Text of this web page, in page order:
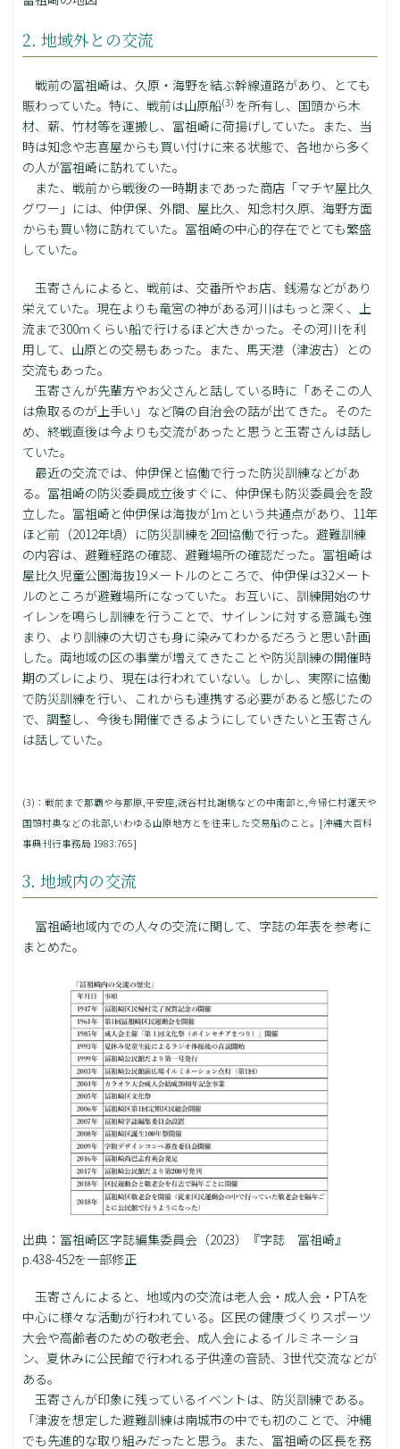
2. 地域外との交流
戦前の冨祖崎は、久原・海野を結ぶ幹線道路があり、とても
賑わっていた。特に、戦前は山原船(3) を所有し、国頭から木
材、薪、竹材等を運搬し、冨祖崎に荷揚げしていた。また、当
時は知念や志喜屋からも買い付けに来る状態で、各地から多く
の人が冨祖崎に訪れていた。
また、戦前から戦後の一時期まであった商店「マチヤ屋比久
グワー」には、仲伊保、外間、屋比久、知念村久原、海野方面
からも買い物に訪れていた。冨祖崎の中心的存在でとても繁盛
していた。
玉寄さんによると、戦前は、交番所やお店、銭湯などがあり
栄えていた。現在よりも竜宮の神がある河川はもっと深く、上
流まで300ｍくらい船で行けるほど大きかった。その河川を利
用して、山原との交易もあった。また、馬天港（津波古）との
交流もあった。
玉寄さんが先輩方やお父さんと話している時に「あそこの人
は魚取るのが上手い」など隣の自治会の話が出てきた。そのた
め、終戦直後は今よりも交流があったと思うと玉寄さんは話し
ていた。
最近の交流では、仲伊保と協働で行った防災訓練などがあ
る。冨祖崎の防災委員成立後すぐに、仲伊保も防災委員会を設
立した。冨祖崎と仲伊保は海抜が1ｍという共通点があり、11年
ほど前（2012年頃）に防災訓練を2回協働で行った。避難訓練
の内容は、避難経路の確認、避難場所の確認だった。冨祖崎は
屋比久児童公園海抜19メートルのところで、仲伊保は32メート
ルのところが避難場所になっていた。お互いに、訓練開始のサ
イレンを鳴らし訓練を行うことで、サイレンに対する意識も強
まり、より訓練の大切さも身に染みてわかるだろうと思い計画
した。両地域の区の事業が増えてきたことや防災訓練の開催時
期のズレにより、現在は行われていない。しかし、実際に協働
で防災訓練を行い、これからも連携する必要があると感じたの
で、調整し、今後も開催できるようにしていきたいと玉寄さん
は話していた。
(3)：戦前まで那覇や与那原,平安座,読谷村比謝橋などの中南部と,今帰仁村運天や
国頭村奥などの北部,いわゆる山原地方とを往来した交易船のこと。[沖縄大百科
事典刊行事務局 1983:765]
3. 地域内の交流
冨祖崎地域内での人々の交流に関して、字誌の年表を参考に
まとめた。
出典：冨祖崎区字誌編集委員会（2023）『字誌 冨祖崎』
p.438-452を一部修正
玉寄さんによると、地域内の交流は老人会・成人会・PTAを
中心に様々な活動が行われている。区民の健康づくりスポーツ
大会や高齢者のための敬老会、成人会によるイルミネーショ
ン、夏休みに公民館で行われる子供達の音読、3世代交流などが
ある。
玉寄さんが印象に残っているイベントは、防災訓練である。
「津波を想定した避難訓練は南城市の中でも初のことで、沖縄
でも先進的な取り組みだったと思う。また、冨祖崎の区長を務